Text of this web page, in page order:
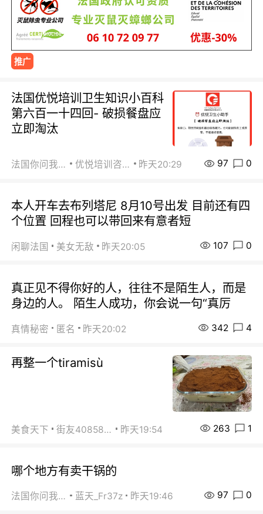
推广
法国优悦培训卫生知识小百科
第六百一十四回- 破损餐盘应
立即淘汰
法国你问我答 优悦培训咨询 昨天20:29 97 0
本人开车去布列塔尼 8月10号出发 目前还有四
个位置 回程也可以带回来有意者短
闲聊法国 美女无敌 昨天20:05 107 0
真正见不得你好的人，往往不是陌生人，而是
身边的人。 陌生人成功，你会说一句“真厉
真情秘密 匿名 昨天20:02 342 4
再整一个tiramisù
美食天下 街友40858442 昨天19:54 263 1
哪个地方有卖干锅的
法国你问我答 蓝天_Fr37z 昨天19:46 97 0